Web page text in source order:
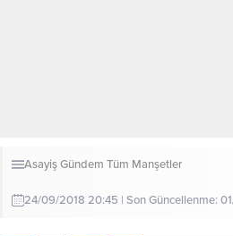
AsayişGündem Tüm Manşetler
24/09/2018 20:45 | Son Güncellenme: